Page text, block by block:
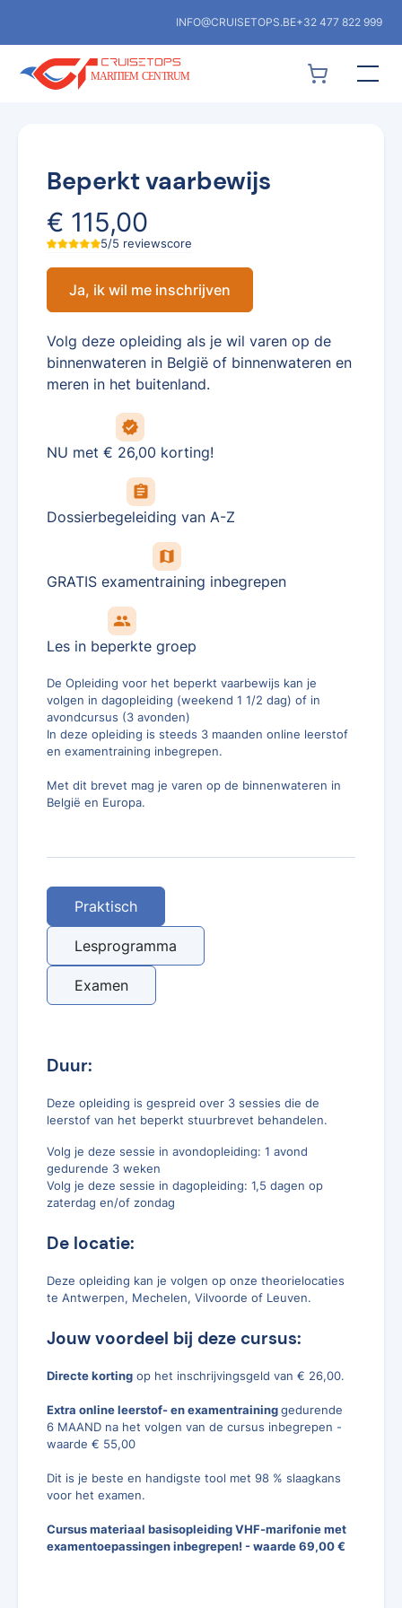
INFO@CRUISETOPS.BE+32 477 822 999
Beperkt vaarbewijs
€ 115,00
5/5 reviewscore
Ja, ik wil me inschrijven
Volg deze opleiding als je wil varen op de
binnenwateren in België of binnenwateren en
meren in het buitenland.
verified
NU met € 26,00 korting!
assignment
Dossierbegeleiding van A-Z
map
GRATIS examentraining inbegrepen
group
Les in beperkte groep
De Opleiding voor het beperkt vaarbewijs kan je
volgen in dagopleiding (weekend 1 1/2 dag) of in
avondcursus (3 avonden)
In deze opleiding is steeds 3 maanden online leerstof
en examentraining inbegrepen.
Met dit brevet mag je varen op de binnenwateren in
België en Europa.
Praktisch
Lesprogramma
Examen
Duur:
Deze opleiding is gespreid over 3 sessies die de
leerstof van het beperkt stuurbrevet behandelen.
Volg je deze sessie in avondopleiding: 1 avond
gedurende 3 weken
Volg je deze sessie in dagopleiding: 1,5 dagen op
zaterdag en/of zondag
De locatie:
Deze opleiding kan je volgen op onze theorielocaties
te Antwerpen, Mechelen, Vilvoorde of Leuven.
Jouw voordeel bij deze cursus:
Directe korting op het inschrijvingsgeld van € 26,00.
Extra online leerstof- en examentraining gedurende
6 MAAND na het volgen van de cursus inbegrepen -
waarde € 55,00
Dit is je beste en handigste tool met 98 % slaagkans
voor het examen.
Cursus materiaal basisopleiding VHF-marifonie met
examentoepassingen inbegrepen! - waarde 69,00 €